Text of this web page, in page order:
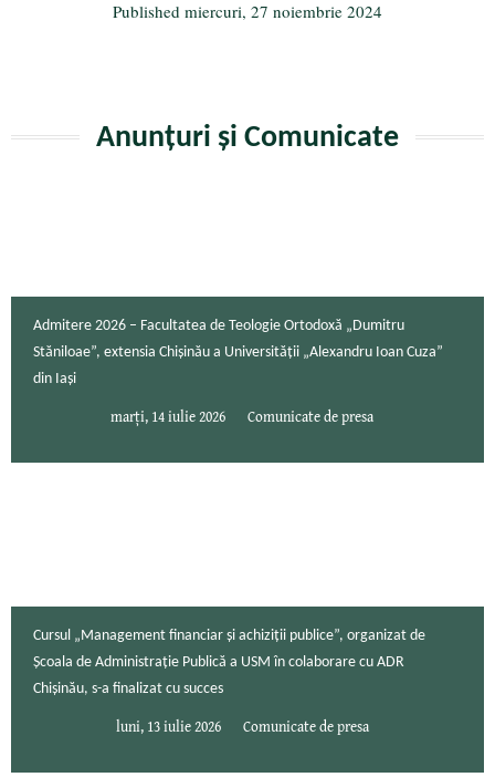
Published miercuri, 27 noiembrie 2024
Anunțuri și Comunicate
Admitere 2026 – Facultatea de Teologie Ortodoxă „Dumitru
Stăniloae”, extensia Chișinău a Universității „Alexandru Ioan Cuza”
din Iași
marți, 14 iulie 2026 Comunicate de presa
Cursul „Management financiar și achiziții publice”, organizat de
Școala de Administrație Publică a USM în colaborare cu ADR
Chișinău, s-a finalizat cu succes
luni, 13 iulie 2026 Comunicate de presa